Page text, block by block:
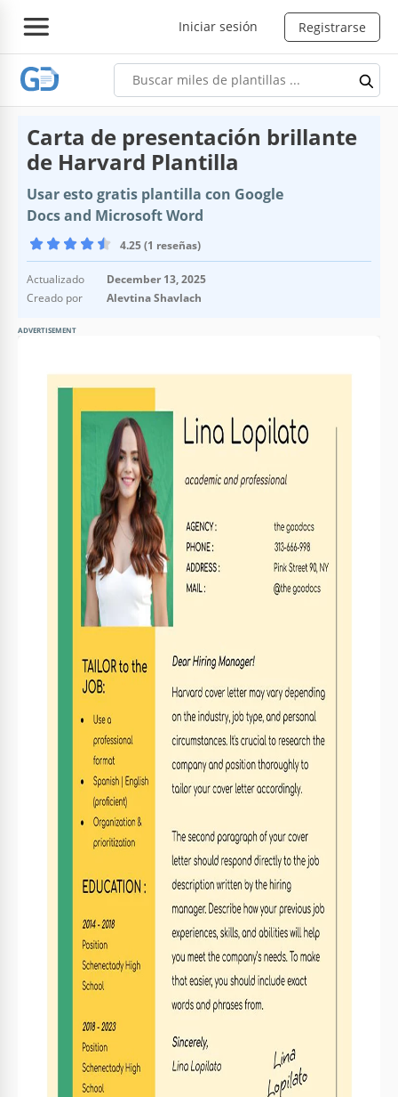
Iniciar sesión Registrarse
Carta de presentación brillante
de Harvard Plantilla
Usar esto gratis plantilla con Google
Docs and Microsoft Word
4.25 (1 reseñas)
Actualizado
December 13, 2025
Creado por
Alevtina Shavlach
ADVERTISEMENT